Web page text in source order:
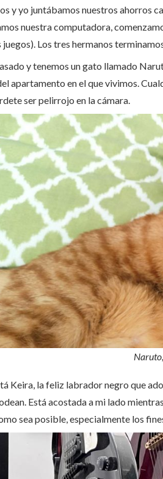
y yo juntábamos nuestros ahorros
nuestra computadora,
juegos). Los tres hermanos
y tenemos un gato llamado
apartamento en el que vivimos.
ser pelirrojo en la cámara.
Keira, la feliz labrador negro que
Está acostada a mi lado
sea posible, especialmente los